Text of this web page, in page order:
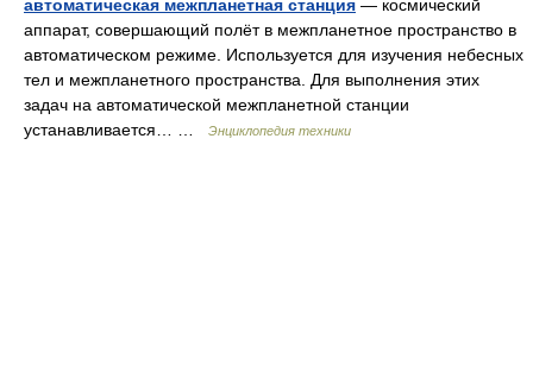
автоматическая межпланетная станция — космический
аппарат, совершающий полёт в межпланетное пространство в
автоматическом режиме. Используется для изучения небесных
тел и межпланетного пространства. Для выполнения этих
задач на автоматической межпланетной станции
устанавливается… …
Энциклопедия техники